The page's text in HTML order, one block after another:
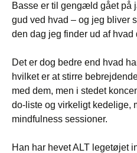
Basse er til gengæld gået på
gud ved hvad – og jeg bliver
den dag jeg finder ud af hvad
Det er dog bedre end hvad
hvilket er at stirre
med dem, men i stedet
do-liste og virkeligt kedelige,
mindfulness sessioner.
Han har hevet ALT legetøjet